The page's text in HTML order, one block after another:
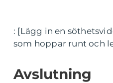
: [Lägg in en
som hoppar runt och
Avslutning